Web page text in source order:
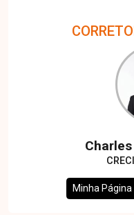
Minha Página